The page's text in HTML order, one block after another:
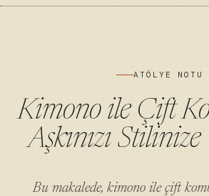
ATÖLYE NOTU
Kimono ile Çift
Aşkınızı Stilinize
Bu makalede, kimono ile çift